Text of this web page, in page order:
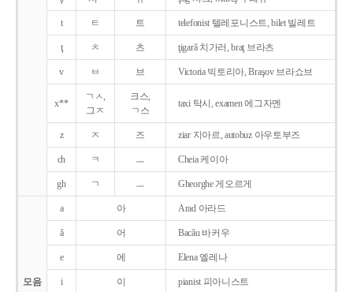
t ㅌ 트 telefonist 텔레포니스트, bilet 빌레트
ţ ㅊ 츠 ţigarǎ 치가러, braţ 브라츠
v ㅂ 브 Victoria 빅토리아, Braşov 브라쇼브
x**
ㄱㅅ,
그ㅈ
크스,
ㄱ스
taxi 탁시, examen 에그자멘
z ㅈ 즈 ziar 지아르, autobuz 아우토부즈
ch ㅋ ㅡ Cheia 케이아
gh ㄱ ㅡ Gheorghe 게오르게
모음
a 아 Arad 아라드
ǎ 어 Bacǎu 바커우
e 에 Elena 엘레나
i 이 pianist 피아니스트